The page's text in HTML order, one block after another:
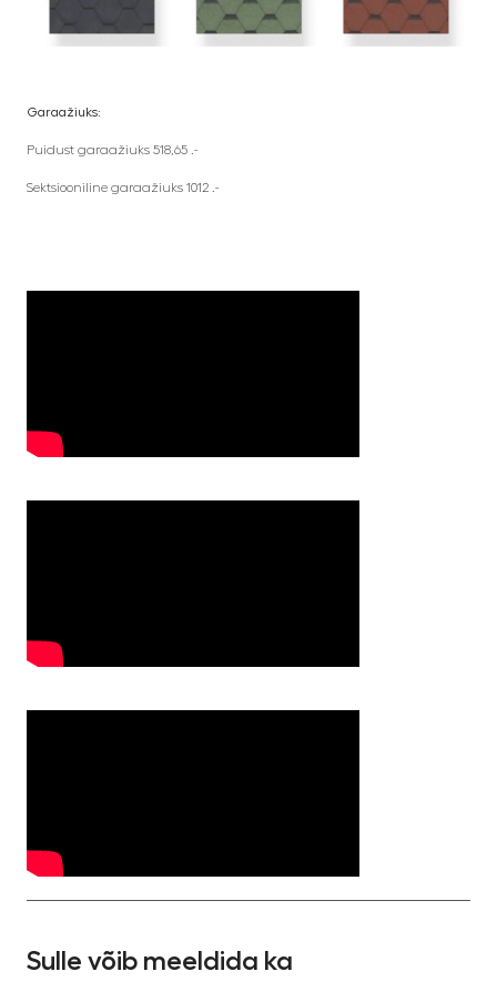
Garaažiuks:
Puidust garaažiuks 518,65 .-
Sektsiooniline garaažiuks 1012 .-
Sulle võib meeldida ka